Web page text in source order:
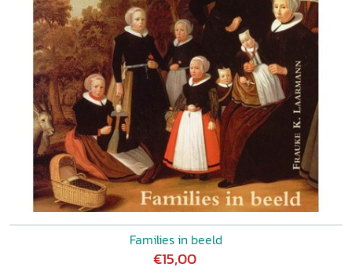
Families in beeld
€15,00